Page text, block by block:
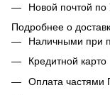
Новой почтой
Подробнее о
Наличными при
Кредитной карто
Оплата частями